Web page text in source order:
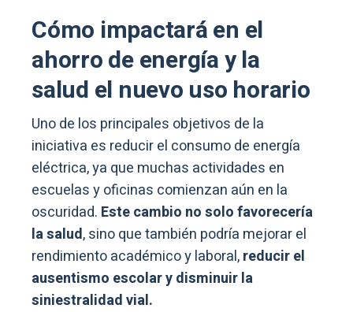
Cómo impactará en el
ahorro de energía y la
salud el nuevo uso horario
Uno de los principales objetivos de la
iniciativa es reducir el consumo de energía
eléctrica, ya que muchas actividades en
escuelas y oficinas comienzan aún en la
oscuridad. Este cambio no solo favorecería
la salud, sino que también podría mejorar el
rendimiento académico y laboral,reducir el
ausentismo escolar y disminuir la
siniestralidad vial.